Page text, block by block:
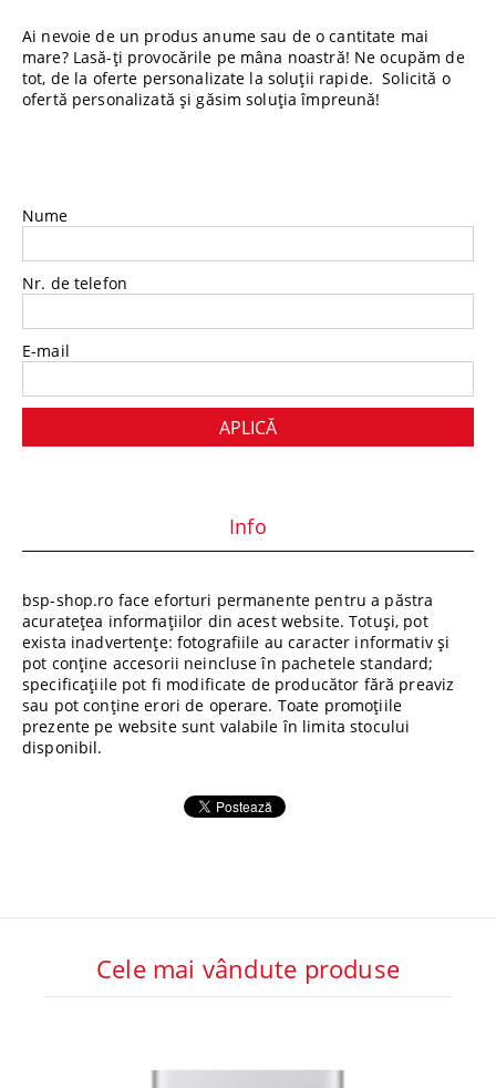
Ai nevoie de un produs anume sau de o cantitate mai
mare? Lasă-ți provocările pe mâna noastră! Ne ocupăm de
tot, de la oferte personalizate la soluții rapide. Solicită o
ofertă personalizată și găsim soluția împreună!
Nume
Nr. de telefon
E-mail
Info
bsp-shop.ro face eforturi permanente pentru a păstra
acuratețea informațiilor din acest website. Totuși, pot
exista inadvertențe: fotografiile au caracter informativ și
pot conține accesorii neincluse în pachetele standard;
specificațiile pot fi modificate de producător fără preaviz
sau pot conține erori de operare. Toate promoțiile
prezente pe website sunt valabile în limita stocului
disponibil.
Cele mai vândute produse